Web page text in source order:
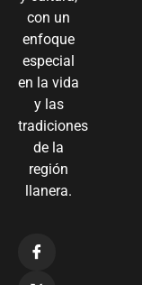
con un
enfoque
especial
en la vida
y las
tradiciones
de la
región
llanera.